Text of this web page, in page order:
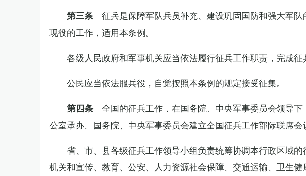
第三条 征兵是保障军队兵员补充、建设巩固国防和强大军
现役的工作，适用本条例。
各级人民政府和军事机关应当依法履行征兵工作职责，完成征
公民应当依法服兵役，自觉按照本条例的规定接受征集。
第四条 全国的征兵工作，在国务院、中央军事委员会领导
公室承办。国务院、中央军事委员会建立全国征兵工作部际联席会
省、市、县各级征兵工作领导小组负责统筹协调本行政区域
机关和宣传、教育、公安、人力资源社会保障、交通运输、卫生